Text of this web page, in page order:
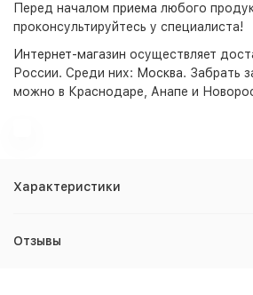
Перед началом приема любого
проконсультируйтесь у специалиста!
Интернет-магазин осуществляет
России. Среди них: Москва. Забрать
можно в Краснодаре, Анапе и
Характеристики
Отзывы